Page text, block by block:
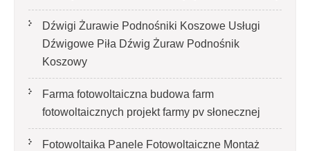
Dźwigi Żurawie Podnośniki Koszowe Usługi
Dźwigowe Piła Dźwig Żuraw Podnośnik
Koszowy
Farma fotowoltaiczna budowa farm
fotowoltaicznych projekt farmy pv słonecznej
Fotowoltaika Panele Fotowoltaiczne Montaż